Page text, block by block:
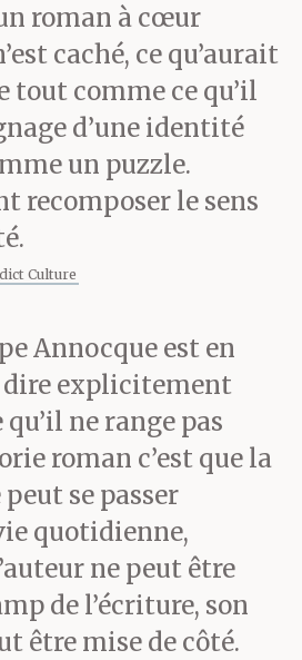
roman à cœur
caché, ce qu’aurait
tout comme ce qu’il
d’une identité
un puzzle.
recomposer le sens
Culture
Annocque est en
dire explicitement
ne range pas
roman c’est que la
se passer
quotidienne,
ne peut être
de l’écriture, son
être mise de côté.